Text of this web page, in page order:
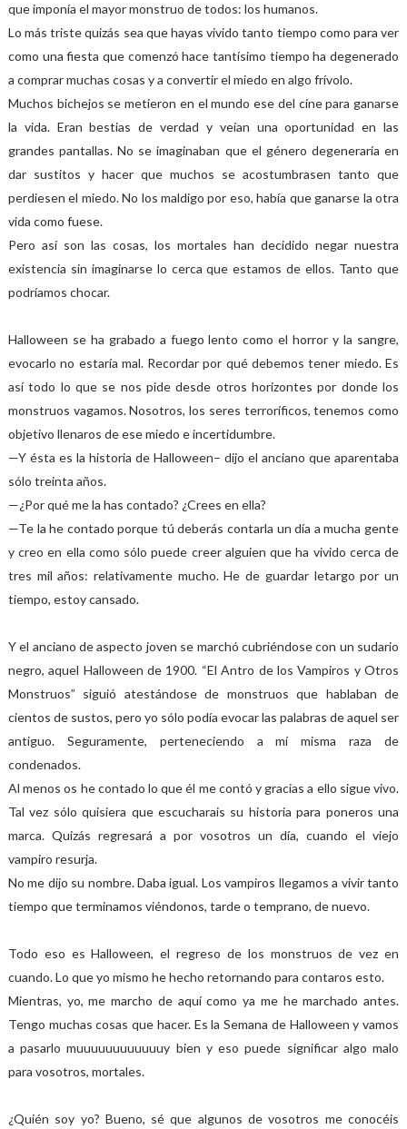
que imponía el mayor monstruo de todos: los humanos.
Lo más triste quizás sea que hayas vivido tanto tiempo como para ver
como una fiesta que comenzó hace tantísimo tiempo ha degenerado
a comprar muchas cosas y a convertir el miedo en algo frívolo.
Muchos bichejos se metieron en el mundo ese del cine para ganarse
la vida. Eran bestias de verdad y veían una oportunidad en las
grandes pantallas. No se imaginaban que el género degeneraría en
dar sustitos y hacer que muchos se acostumbrasen tanto que
perdiesen el miedo. No los maldigo por eso, había que ganarse la otra
vida como fuese.
Pero así son las cosas, los mortales han decidido negar nuestra
existencia sin imaginarse lo cerca que estamos de ellos. Tanto que
podríamos chocar.
Halloween se ha grabado a fuego lento como el horror y la sangre,
evocarlo no estaría mal. Recordar por qué debemos tener miedo. Es
así todo lo que se nos pide desde otros horizontes por donde los
monstruos vagamos. Nosotros, los seres terroríficos, tenemos como
objetivo llenaros de ese miedo e incertidumbre.
—Y ésta es la historia de Halloween– dijo el anciano que aparentaba
sólo treinta años.
—¿Por qué me la has contado? ¿Crees en ella?
—Te la he contado porque tú deberás contarla un día a mucha gente
y creo en ella como sólo puede creer alguien que ha vivido cerca de
tres mil años: relativamente mucho. He de guardar letargo por un
tiempo, estoy cansado.
Y el anciano de aspecto joven se marchó cubriéndose con un sudario
negro, aquel Halloween de 1900. “El Antro de los Vampiros y Otros
Monstruos” siguió atestándose de monstruos que hablaban de
cientos de sustos, pero yo sólo podía evocar las palabras de aquel ser
antiguo. Seguramente, perteneciendo a mí misma raza de
condenados.
Al menos os he contado lo que él me contó y gracias a ello sigue vivo.
Tal vez sólo quisiera que escucharais su historia para poneros una
marca. Quizás regresará a por vosotros un día, cuando el viejo
vampiro resurja.
No me dijo su nombre. Daba igual. Los vampiros llegamos a vivir tanto
tiempo que terminamos viéndonos, tarde o temprano, de nuevo.
Todo eso es Halloween, el regreso de los monstruos de vez en
cuando. Lo que yo mismo he hecho retornando para contaros esto.
Mientras, yo, me marcho de aquí como ya me he marchado antes.
Tengo muchas cosas que hacer. Es la Semana de Halloween y vamos
a pasarlo muuuuuuuuuuuuy bien y eso puede significar algo malo
para vosotros, mortales.
¿Quién soy yo? Bueno, sé que algunos de vosotros me conocéis